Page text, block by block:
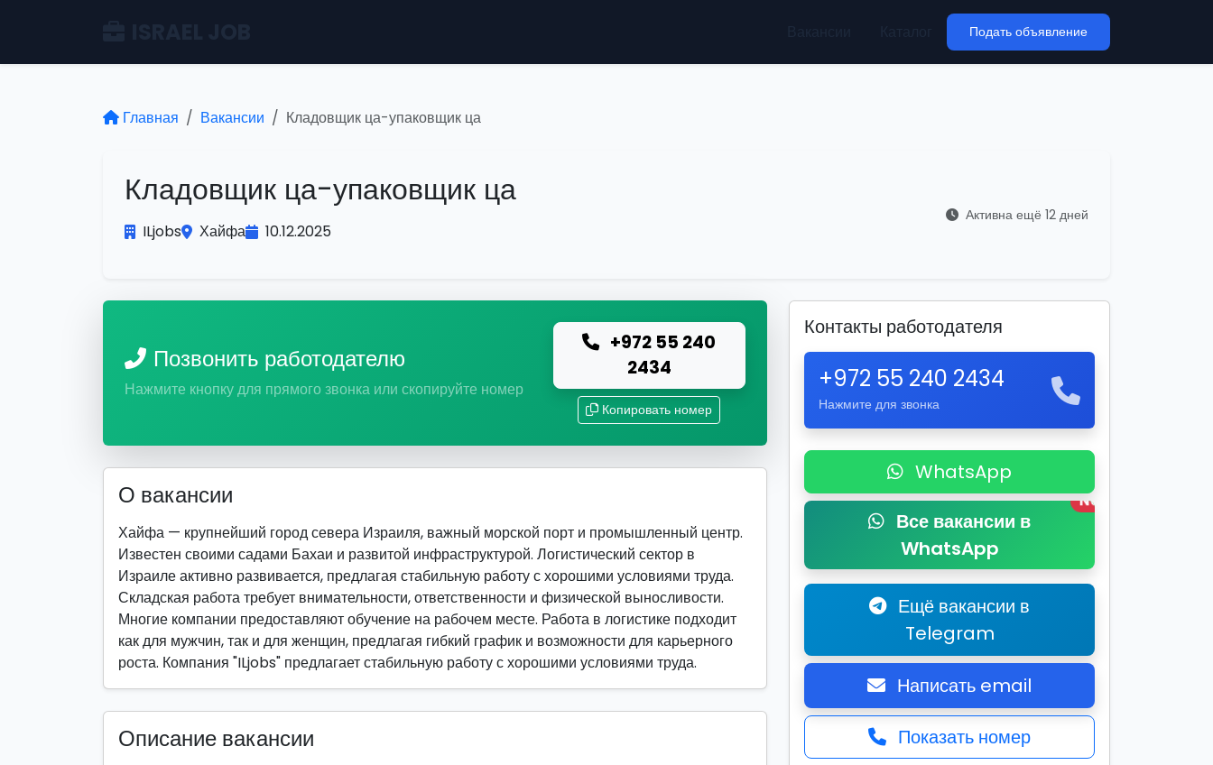
Подать объявление
Главная Вакансии Кладовщик ца-упаковщик ца
Кладовщик ца-упаковщик ца
ILjobs Хайфа 10.12.2025
Активна ещё 12 дней
Позвонить работодателю
Нажмите кнопку для прямого звонка или скопируйте номер
+972 55 240
2434
Копировать номер
О вакансии
Хайфа — крупнейший город севера Израиля, важный морской порт и промышленный центр.
Известен своими садами Бахаи и развитой инфраструктурой. Логистический сектор в
Израиле активно развивается, предлагая стабильную работу с хорошими условиями труда.
Складская работа требует внимательности, ответственности и физической выносливости.
Многие компании предоставляют обучение на рабочем месте. Работа в логистике подходит
как для мужчин, так и для женщин, предлагая гибкий график и возможности для карьерного
роста. Компания "ILjobs" предлагает стабильную работу с хорошими условиями труда.
Описание вакансии
Контакты работодателя
+972 55 240 2434
Нажмите для звонка
WhatsApp
Все вакансии в
WhatsApp
New
Ещё вакансии в
Telegram
Написать email
Показать номер